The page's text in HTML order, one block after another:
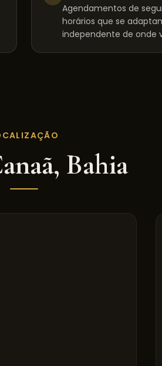
Agendamentos de
horários que se
independente de onde
, Bahia